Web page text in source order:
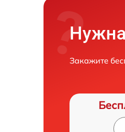
Закажите